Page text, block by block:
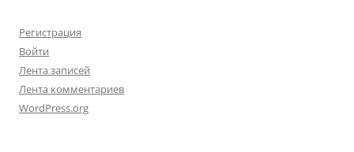
Регистрация
Войти
Лента записей
Лента комментариев
WordPress.org